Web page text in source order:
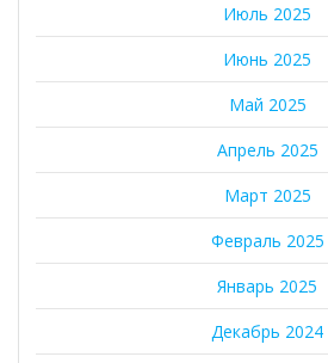
Июль 2025
Июнь 2025
Май 2025
Апрель 2025
Март 2025
Февраль 2025
Январь 2025
Декабрь 2024